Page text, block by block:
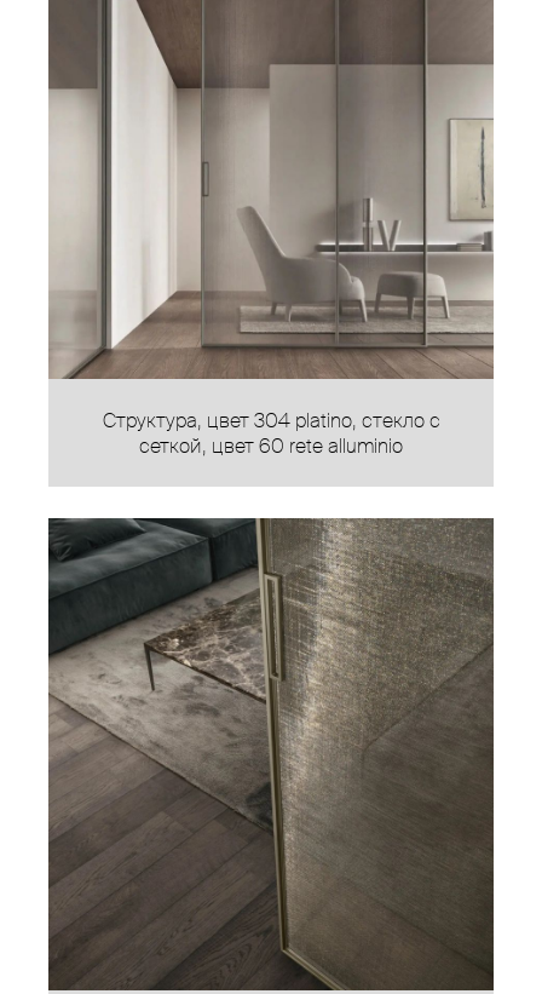
Структура, цвет 304 platino, стекло с
сеткой, цвет 60 rete alluminio